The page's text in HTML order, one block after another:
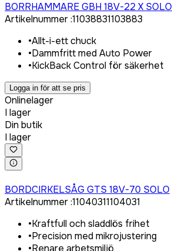
BORRHAMMARE GBH 18V-22 X SOLO
Artikelnummer:11038831103883
•Allt-i-ett chuck
•Dammfritt med Auto Power
•KickBack Control för säkerhet
Logga in för att se pris
Onlinelager
I lager
Din butik
I lager
BORDCIRKELSÅG GTS 18V-70 SOLO
Artikelnummer:11040311104031
•Kraftfull och sladdlös frihet
•Precision med mikrojustering
•Renare arbetsmiljö